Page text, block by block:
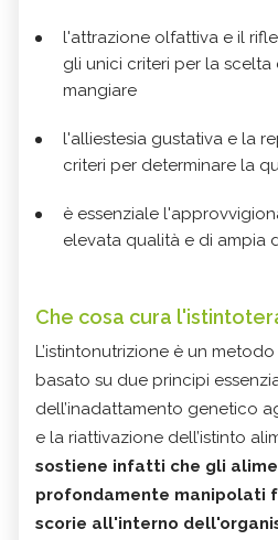
l'attrazione olfattiva e il
gli unici criteri per la
mangiare
l'alliestesia gustativa e la
criteri per determinare la
è essenziale
elevata qualità e di ampia
Che cosa cura
L’istintonutrizione è un
basato su due principi
dell’inadattamento genetico
e la riattivazione dell’istinto
sostiene infatti che gli
profondamente manipolati
scorie all'interno